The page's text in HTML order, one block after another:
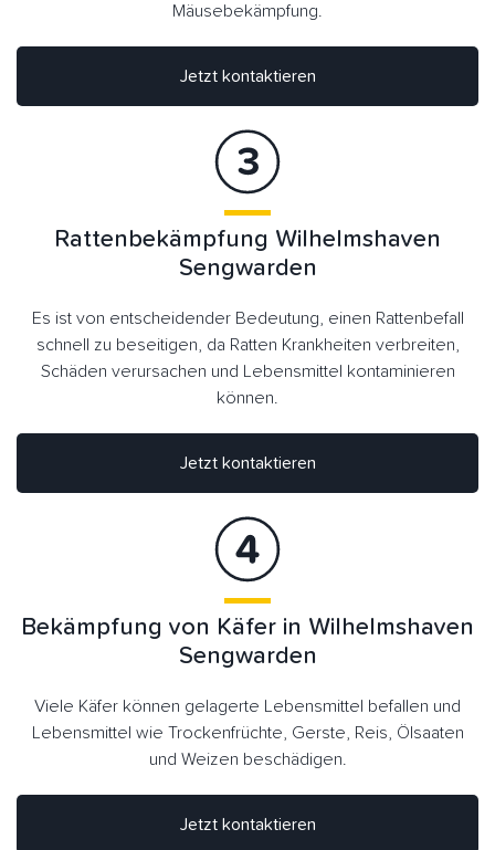
Jetzt kontaktieren
Mäusebekämpfung.
Rattenbekämpfung Wilhelmshaven
Sengwarden
Es ist von entscheidender Bedeutung, einen Rattenbefall
schnell zu beseitigen, da Ratten Krankheiten verbreiten,
Schäden verursachen und Lebensmittel kontaminieren
können.
Jetzt kontaktieren
Jetzt kontaktieren
Bekämpfung von Käfer in Wilhelmshaven
Sengwarden
Viele Käfer können gelagerte Lebensmittel befallen und
Lebensmittel wie Trockenfrüchte, Gerste, Reis, Ölsaaten
und Weizen beschädigen.